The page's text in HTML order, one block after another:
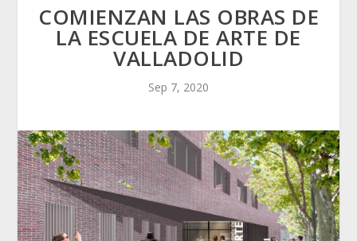
COMIENZAN LAS OBRAS DE
LA ESCUELA DE ARTE DE
VALLADOLID
Sep 7, 2020